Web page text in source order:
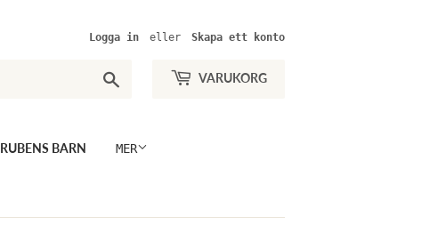
Logga in eller Skapa ett konto
VARUKORG
RUBENS BARN MER